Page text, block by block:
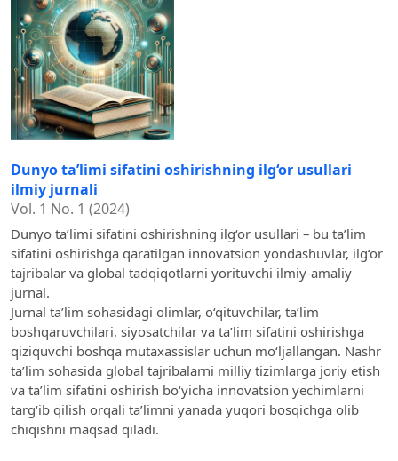
Dunyo ta’limi sifatini oshirishning ilg‘or usullari
ilmiy jurnali
Vol. 1 No. 1 (2024)
Dunyo ta’limi sifatini oshirishning ilg‘or usullari – bu ta’lim
sifatini oshirishga qaratilgan innovatsion yondashuvlar, ilg‘or
tajribalar va global tadqiqotlarni yorituvchi ilmiy-amaliy
jurnal.
Jurnal ta’lim sohasidagi olimlar, o‘qituvchilar, ta’lim
boshqaruvchilari, siyosatchilar va ta’lim sifatini oshirishga
qiziquvchi boshqa mutaxassislar uchun mo‘ljallangan. Nashr
ta’lim sohasida global tajribalarni milliy tizimlarga joriy etish
va ta’lim sifatini oshirish bo‘yicha innovatsion yechimlarni
targ‘ib qilish orqali ta’limni yanada yuqori bosqichga olib
chiqishni maqsad qiladi.